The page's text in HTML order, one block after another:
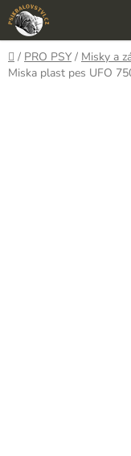
Přejít
na
obsah
Domů
/ PRO PSY / Misky a
Miska plast pes UFO